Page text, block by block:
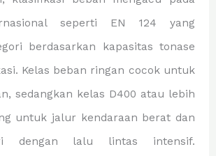
seperti EN 124 yang
berdasarkan kapasitas tonase
Kelas beban ringan cocok untuk
sedangkan kelas D400 atau lebih
untuk jalur kendaraan berat dan
dengan lalu lintas intensif.